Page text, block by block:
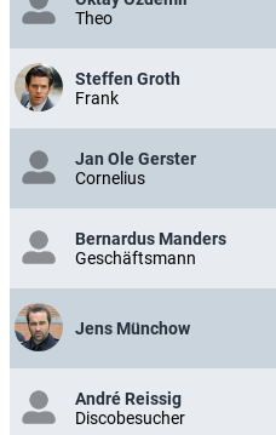
Theo
Steffen Groth
Frank
Jan Ole Gerster
Cornelius
Bernardus Manders
Geschäftsmann
Jens Münchow
André Reissig
Discobesucher